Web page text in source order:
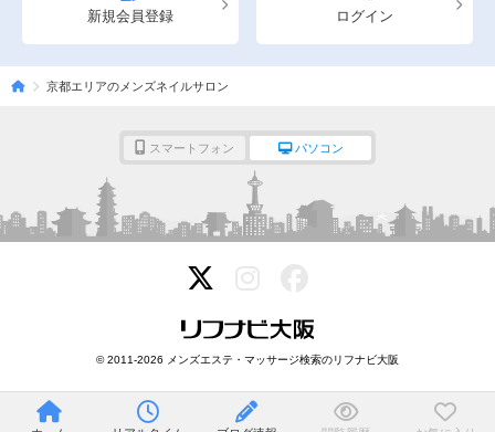
新規会員登録 ログイン
京都エリアのメンズネイルサロン
スマートフォン パソコン
© 2011-2026 メンズエステ・マッサージ検索のリフナビ大阪